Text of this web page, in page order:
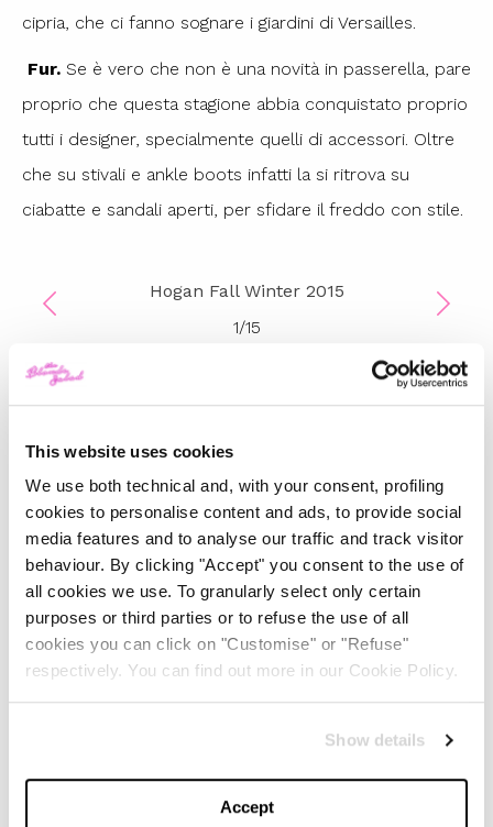
This website uses cookies
We use both technical and, with your consent, profiling
cookies to personalise content and ads, to provide social
media features and to analyse our traffic and track visitor
behaviour. By clicking "Accept" you consent to the use of
all cookies we use. To granularly select only certain
purposes or third parties or to refuse the use of all
cookies you can click on "Customise" or "Refuse"
respectively. You can find out more in our Cookie Policy.
Show details
Accept
cipria, che ci fanno sognare i giardini di Versailles.
Fur. Se è vero che non è una novità in passerella, pare
proprio che questa stagione abbia conquistato proprio
tutti i designer, specialmente quelli di accessori. Oltre
che su stivali e ankle boots infatti la si ritrova su
ciabatte e sandali aperti, per sfidare il freddo con stile.
Hogan Fall Winter 2015
1/15
TOP 5
Gucci Fall/Winter 2025/26:
Un’ode al passato e una
riflessione sul futuro
FASHION -FEBRUARY 28, 2025
La magia del Natale e la
nostra wishlist per i regali
LIFESTYLE-DECEMBER 4, 2024